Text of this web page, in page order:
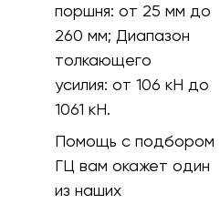
поршня:от 25 мм до
260 мм; Диапазон
толкающего
усилия:от 106 кH до
1061 кН.
Помощь с подбором
ГЦ вам окажет один
из наших